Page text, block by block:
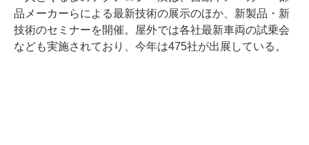
品メーカーらによる最新技術の展示のほか、新製品・新
技術のセミナーを開催。屋外では各社最新車両の試乗会
なども実施されており、今年は475社が出展している。